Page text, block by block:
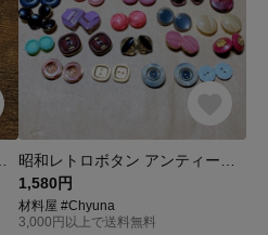
1,580円
材料屋 #Chyuna
3,000円以上で送料無料